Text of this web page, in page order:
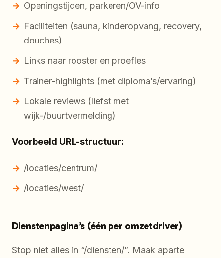
Openingstijden, parkeren/OV-info
Faciliteiten (sauna, kinderopvang, recovery,
douches)
Links naar rooster en proefles
Trainer-highlights (met diploma’s/ervaring)
Lokale reviews (liefst met
wijk-/buurtvermelding)
Voorbeeld URL-structuur:
/locaties/centrum/
/locaties/west/
Dienstenpagina’s (één per omzetdriver)
Stop niet alles in “/diensten/”. Maak aparte